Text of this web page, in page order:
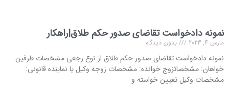
نمونه دادخواست تقاضای صدور حکم طلاق|راهکار
مارس 4, 2023 بدون دیدگاه
نمونه دادخواست تقاضای صدور حکم طلاق از نوع رجعی مشخصات طرفین
خواهان: مشخصاتزوج خوانده: مشخصات زوجه وکیل یا نماینده قانونی:
مشخصات وکیل تعیین خواسته و